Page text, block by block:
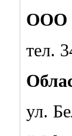
ООО
тел.
ул.